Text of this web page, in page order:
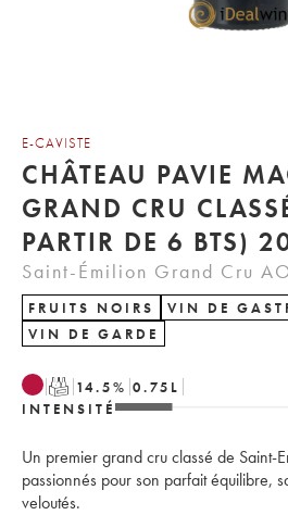
E-CAVISTE
CHÂTEAU PAVIE
GRAND CRU
PARTIR DE 6 BTS)
Saint-Émilion Grand Cru
FRUITS NOIRS
VIN DE
VIN DE GARDE
T 14.5% 0.75 L
INTENSITÉ
Un premier grand cru classé de Saint-
passionnés pour son parfait équilibre,
veloutés.